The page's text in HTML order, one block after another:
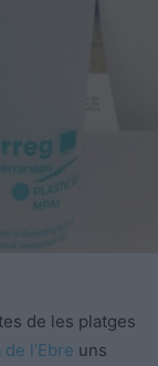
de les platges
l’Ebre uns